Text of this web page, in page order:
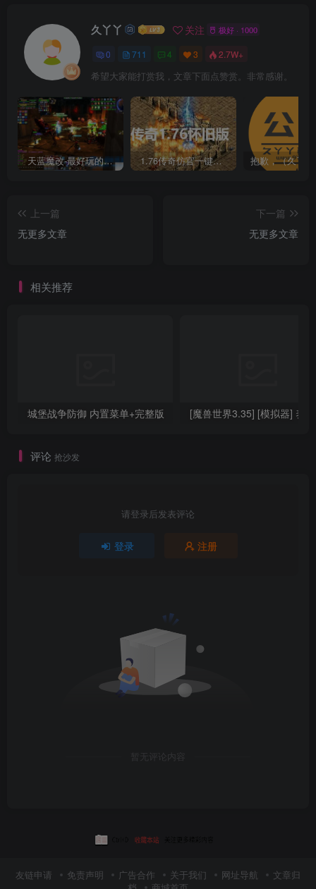
久丫丫 关注 极好 · 1000
0 711 4 3 2.7W+
希望大家能打赏我，文章下面点赞赏。非常感谢。
天蓝魔改-最好玩的魔兽世界巫妖王V335精品单机端【最智能的机器人】 1.76传奇仿官一键启动无后台和辅助究极肝传奇
上一篇
无更多文章
下一篇
无更多文章
相关推荐
城堡战争防御 内置菜单+完整版
评论 抢沙发
请登录后发表评论
登录 注册
暂无评论内容
友链申请 免责声明 广告合作 关于我们 网址导航
文章归